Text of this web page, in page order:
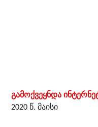
გამოქვეყნდა
2020 წ. მაისი